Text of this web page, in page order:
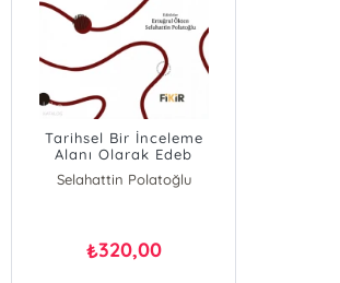
Tarihsel Bir İnceleme
Alanı Olarak Edeb
Selahattin Polatoğlu
₺320,00